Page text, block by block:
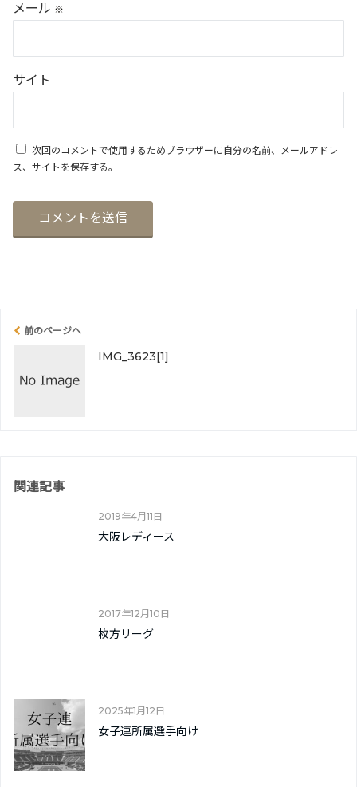
メール ※
サイト
次回のコメントで使用するためブラウザーに自分の名前、メールアドレ
ス、サイトを保存する。
前のページへ
IMG_3623[1]
関連記事
2019年4月11日
大阪レディース
2017年12月10日
枚方リーグ
2025年1月12日
女子連所属選手向け